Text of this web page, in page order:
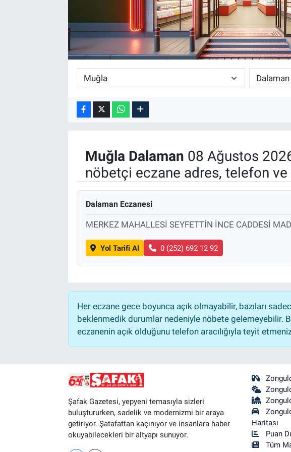
Muğla Dalaman 08 Ağustos
nöbetçi eczane adres, telefon ve
Dalaman Eczanesi
MERKEZ MAHALLESİ SEYFETTİN İNCE CADDESİ
Yol Tarifi Al 0 (252) 692 12 92
Her eczane gece boyunca açık olmayabilir, bazıları
beklenmedik durumlar nedeniyle nöbete gelemeyebilir.
eczanenin açık olduğunu telefon aracılığıyla teyit
Şafak Gazetesi, yepyeni temasıyla sizleri
buluştururken, sadelik ve modernizmi bir araya
getiriyor. Şatafattan kaçınıyor ve insanlara haber
okuyabilecekleri bir altyapı sunuyor.
Haritası
Puan
Tüm